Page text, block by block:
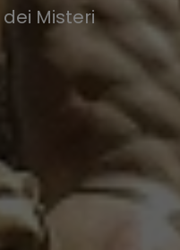
Misteri